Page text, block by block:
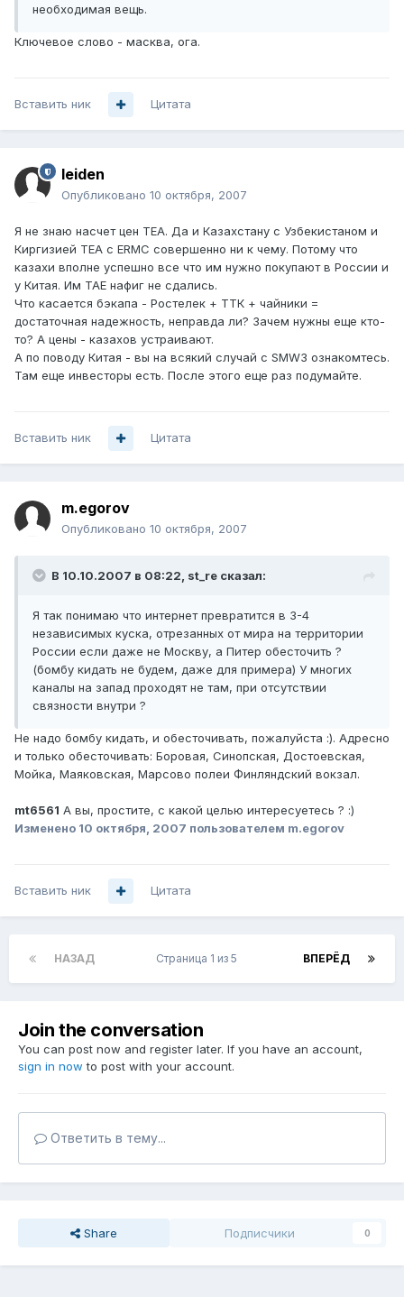
необходимая вещь.
Ключевое слово - масква, ога.
Вставить ник Цитата
leiden
Опубликовано 10 октября, 2007
Я не знаю насчет цен TEA. Да и Казахстану с Узбекистаном и
Киргизией TEA с ERMC совершенно ни к чему. Потому что
казахи вполне успешно все что им нужно покупают в России и
у Китая. Им TAE нафиг не сдались.
Что касается бэкапа - Ростелек + ТТК + чайники =
достаточная надежность, неправда ли? Зачем нужны еще кто-
то? А цены - казахов устраивают.
А по поводу Китая - вы на всякий случай с SMW3 ознакомтесь.
Там еще инвесторы есть. После этого еще раз подумайте.
Вставить ник Цитата
m.egorov
Опубликовано 10 октября, 2007
В 10.10.2007 в 08:22, st_re сказал:
Я так понимаю что интернет превратится в 3-4
независимых куска, отрезанных от мира на территории
России если даже не Москву, а Питер обесточить ?
(бомбу кидать не будем, даже для примера) У многих
каналы на запад проходят не там, при отсутствии
связности внутри ?
Не надо бомбу кидать, и обесточивать, пожалуйста :). Адресно
и только обесточивать: Боровая, Синопская, Достоевская,
Мойка, Маяковская, Марсово полеи Финляндский вокзал.
mt6561 А вы, простите, с какой целью интересуетесь ? :)
Изменено 10 октября, 2007 пользователем m.egorov
Вставить ник Цитата
НАЗАД ВПЕРЁД
Страница 1 из 5
Join the conversation
You can post now and register later. If you have an account,
sign in now to post with your account.
Ответить в тему...
Share Подписчики 0